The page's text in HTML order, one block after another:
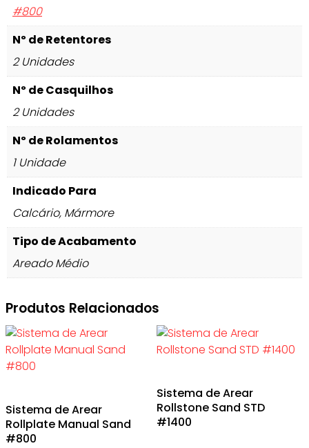
#800
Nº de Retentores
2 Unidades
Nº de Casquilhos
2 Unidades
Nº de Rolamentos
1 Unidade
Indicado Para
Calcário, Mármore
Tipo de Acabamento
Areado Médio
Produtos Relacionados
Sistema de Arear
Rollplate Manual Sand
#800
Sistema de Arear
Rollstone Sand STD
#1400